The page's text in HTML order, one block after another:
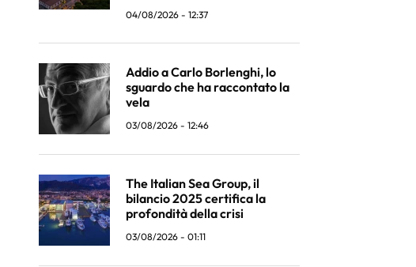
04/08/2026 - 12:37
Addio a Carlo Borlenghi, lo
sguardo che ha raccontato la
vela
03/08/2026 - 12:46
The Italian Sea Group, il
bilancio 2025 certifica la
profondità della crisi
03/08/2026 - 01:11